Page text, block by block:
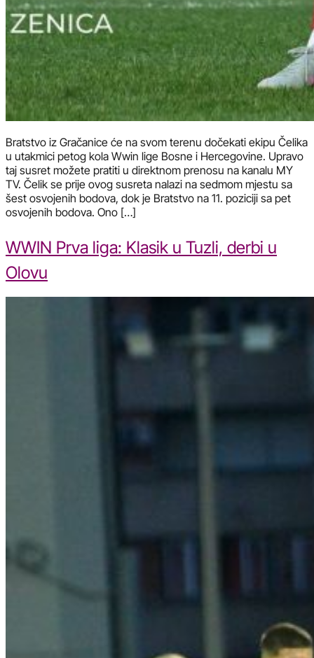
Bratstvo iz Gračanice će na svom terenu dočekati ekipu Čelika
u utakmici petog kola Wwin lige Bosne i Hercegovine. Upravo
taj susret možete pratiti u direktnom prenosu na kanalu MY
TV. Čelik se prije ovog susreta nalazi na sedmom mjestu sa
šest osvojenih bodova, dok je Bratstvo na 11. poziciji sa pet
osvojenih bodova. Ono […]
WWIN Prva liga: Klasik u Tuzli, derbi u
Olovu